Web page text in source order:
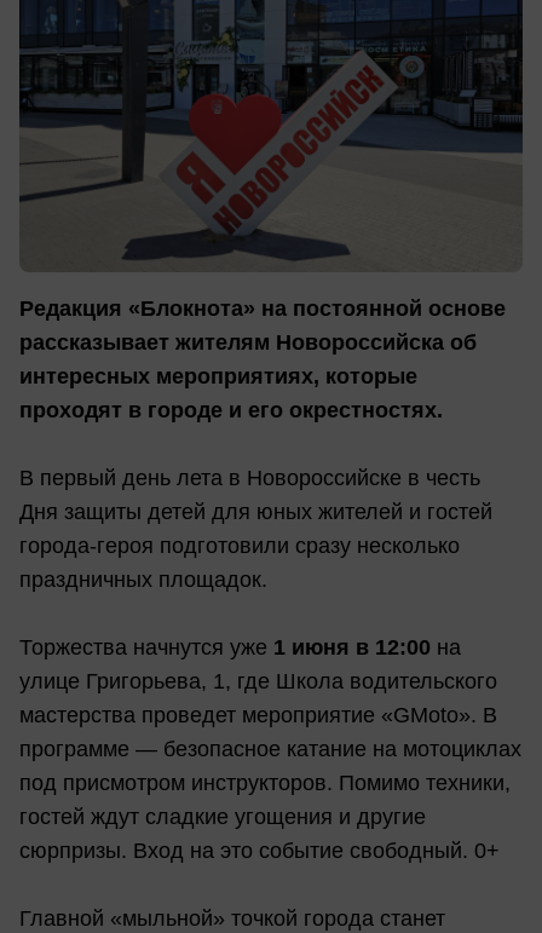
Редакция «Блокнота» на постоянной основе
рассказывает жителям Новороссийска об
интересных мероприятиях, которые
проходят в городе и его окрестностях.
В первый день лета в Новороссийске в честь
Дня защиты детей для юных жителей и гостей
города-героя подготовили сразу несколько
праздничных площадок.
Торжества начнутся уже 1 июня в 12:00 на
улице Григорьева, 1, где Школа водительского
мастерства проведет мероприятие «GMoto». В
программе — безопасное катание на мотоциклах
под присмотром инструкторов. Помимо техники,
гостей ждут сладкие угощения и другие
сюрпризы. Вход на это событие свободный. 0+
Главной «мыльной» точкой города станет